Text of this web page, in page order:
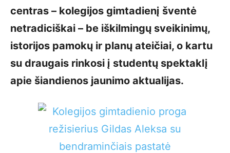
centras – kolegijos gimtadienį šventė
netradiciškai – be iškilmingų sveikinimų,
istorijos pamokų ir planų ateičiai, o kartu
su draugais rinkosi į studentų spektaklį
apie šiandienos jaunimo aktualijas.